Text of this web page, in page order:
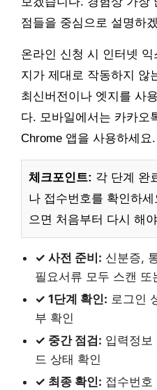
점들을 중심으로 설명하
온라인 신청 시 인터넷 익
지가 제대로 작동하지 않
최신버전이나 엣지를 사
다. 모바일에서는 카카오
Chrome 앱을 사용하세요.
체크포인트: 각 단계 완
나 접수번호를 확인하
으면 처음부터 다시 해
✓ 사전 준비: 신분증,
필요서류 모두 스캔 또
✓ 1단계 확인: 로그인
부 확인
✓ 중간 점검: 입력정보
드 상태 확인
✓ 최종 확인: 접수번호